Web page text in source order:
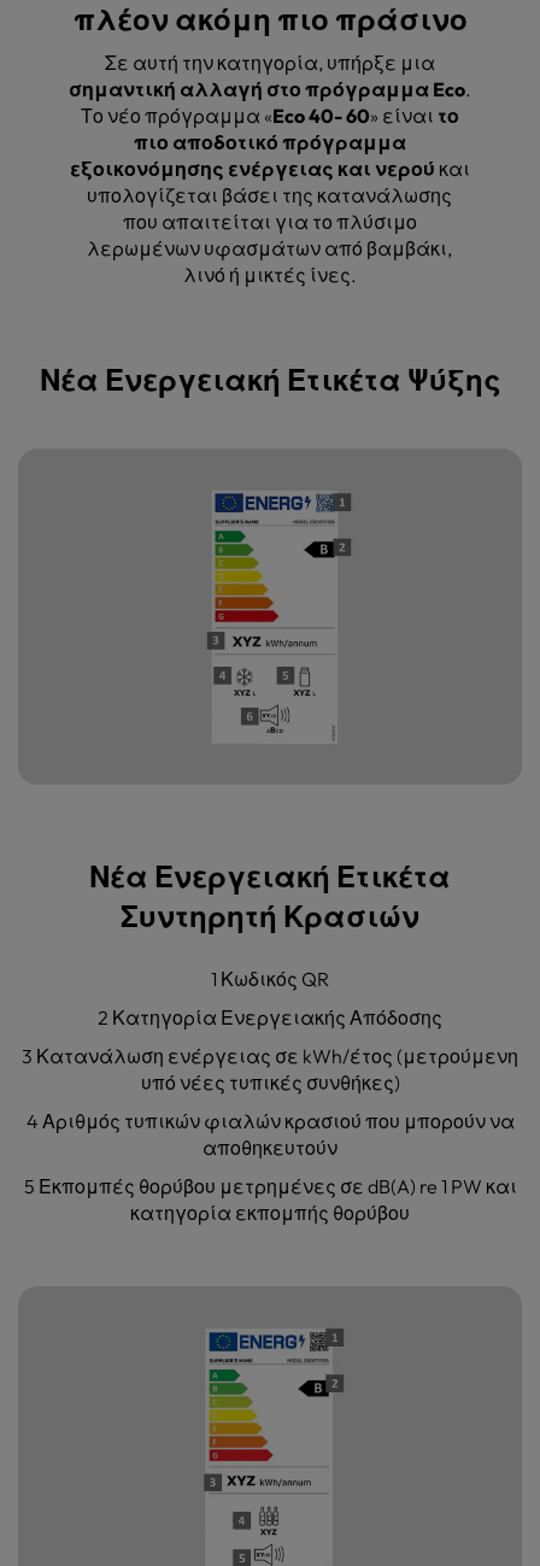
πλέον ακόμη πιο πράσινο
Σε αυτή την κατηγορία, υπήρξε μια
σημαντική αλλαγή στο πρόγραμμα Eco.
Το νέο πρόγραμμα «Eco 40- 60» είναι το
πιο αποδοτικό πρόγραμμα
εξοικονόμησης ενέργειας και νερού και
υπολογίζεται βάσει της κατανάλωσης
που απαιτείται για το πλύσιμο
λερωμένων υφασμάτων από βαμβάκι,
λινό ή μικτές ίνες.
Νέα Ενεργειακή Ετικέτα Ψύξης
Νέα Ενεργειακή Ετικέτα
Συντηρητή Κρασιών
1 Κωδικός QR
2 Κατηγορία Ενεργειακής Απόδοσης
3 Κατανάλωση ενέργειας σε kWh/έτος (μετρούμενη
υπό νέες τυπικές συνθήκες)
4 Αριθμός τυπικών φιαλών κρασιού που μπορούν να
αποθηκευτούν
5 Εκπομπές θορύβου μετρημένες σε dB(A) re 1 PW και
κατηγορία εκπομπής θορύβου